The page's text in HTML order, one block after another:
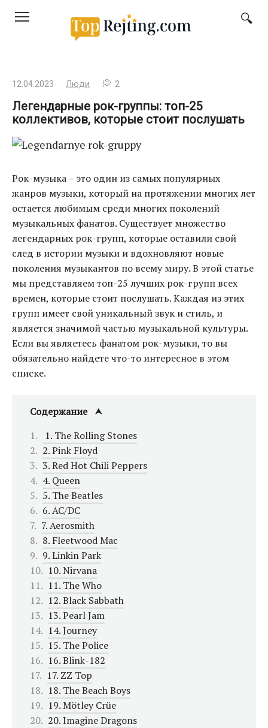
12.04.2023 Люди 2
Легендарные рок-группы: топ-25
коллективов, которые стоит послушать
Рок-музыка – это один из самых популярных
жанров музыки, который на протяжении многих лет
остается любимым среди многих поколений
музыкальных фанатов. Существует множество
легендарных рок-групп, которые оставили свой
след в истории музыки и вдохновляют новые
поколения музыкантов по всему миру. В этой статье
мы представляем топ-25 лучших рок-групп всех
времен, которые стоит послушать. Каждая из этих
групп имеет свой уникальный звук и стиль, и
является значимой частью музыкальной культуры.
Если вы являетесь фанатом рок-музыки, то вы
обязательно найдете что-то интересное в этом
списке.
Содержание
1. The Rolling Stones
2. Pink Floyd
3. Red Hot Chili Peppers
4. Queen
5. The Beatles
6. AC/DC
7. Aerosmith
8. Fleetwood Mac
9. Linkin Park
10. Nirvana
11. The Who
12. Black Sabbath
13. Pearl Jam
14. Journey
15. The Police
16. Blink-182
17. ZZ Top
18. The Beach Boys
19. Mötley Crüe
20. Imagine Dragons